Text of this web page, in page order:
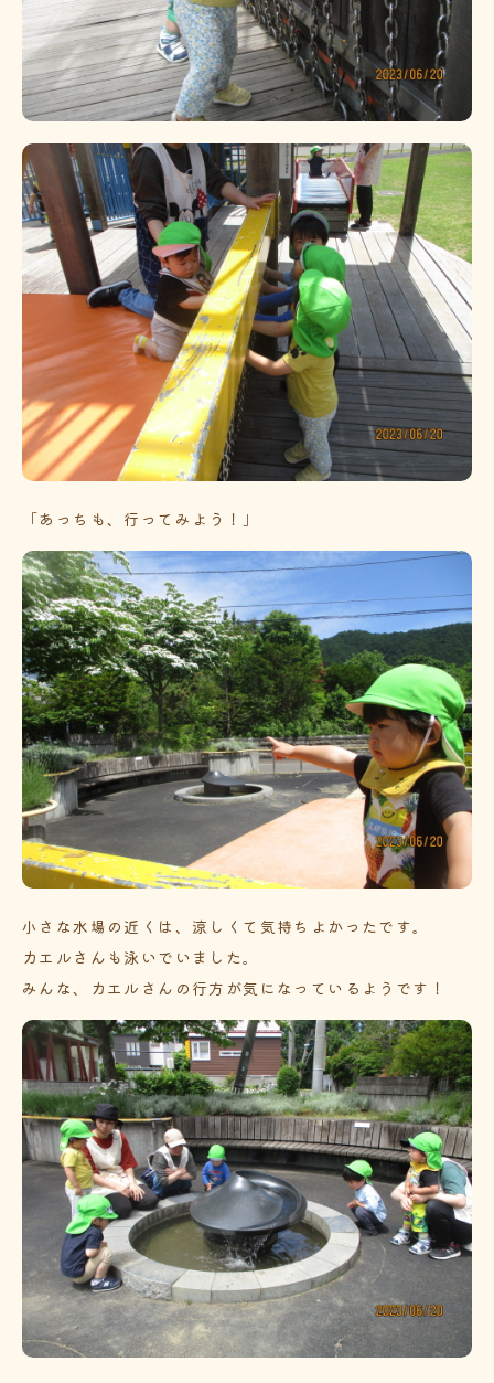
「あっちも、行ってみよう！」
小さな水場の近くは、涼しくて気持ちよかったです。
カエルさんも泳いでいました。
みんな、カエルさんの行方が気になっているようです！